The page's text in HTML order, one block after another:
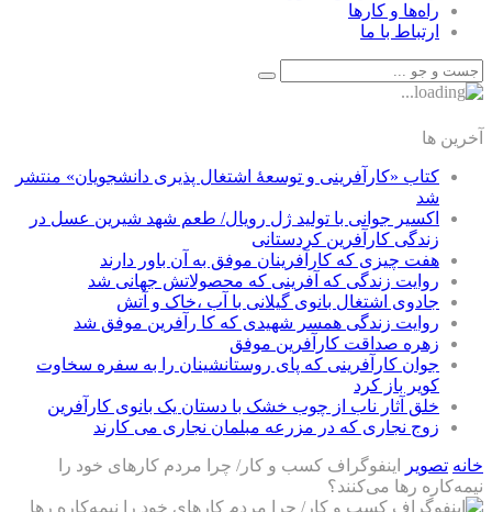
راه‌ها و كارها
ارتباط با ما
آخرین ها
کتاب «کارآفرینی و توسعۀ اشتغال پذیری دانشجویان» منتشر
شد
اکسیر جوانی با تولید ژل رویال/ طعم شهد شیرین عسل‌ در
زندگی کارآفرین کردستانی
هفت چیزی که کارآفرینان موفق به آن باور دارند
روایت زندگی که آفرینی که محصولاتش جهانی شد
جادوی اشتغال بانوی گیلانی با آب ،خاک و آتش
روایت زندگی همسر شهیدی که کا رآفرین موفق شد
زهره صداقت کارآفرین موفق
جوان کارآفرینی که پای روستانشینان را به سفره سخاوت
کویر باز کرد
خلق آثار ناب از چوب خشک با دستان یک بانوی کارآفرین
زوج نجاری که در مزرعه مبلمان نجاری می کارند
خانه تصویر
اینفوگراف کسب و کار/ چرا مردم کارهای خود را
نیمه‌کاره رها می‌کنند؟